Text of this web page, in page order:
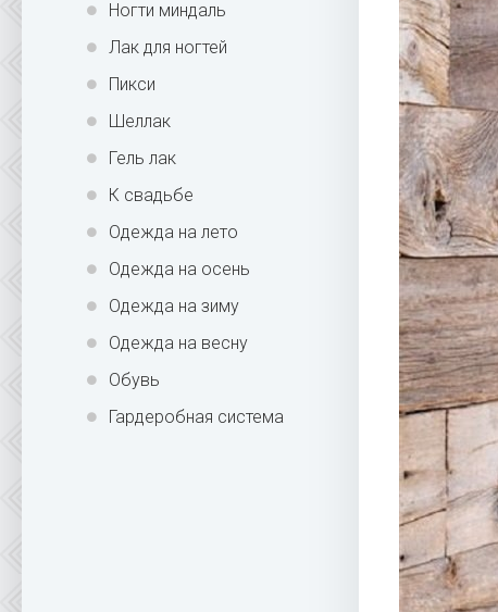
Ногти миндаль
Лак для ногтей
Пикси
Шеллак
Гель лак
К свадьбе
Одежда на лето
Одежда на осень
Одежда на зиму
Одежда на весну
Обувь
Гардеробная система